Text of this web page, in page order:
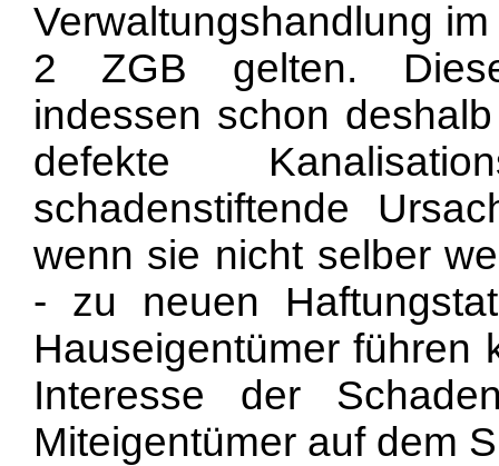
Verwaltungshandlung
2 ZGB gelten.
indessen schon
defekte
schadenstiftende
wenn sie nicht selber
- zu neuen
Hauseigentümer führen
Interesse der
Miteigentümer auf dem